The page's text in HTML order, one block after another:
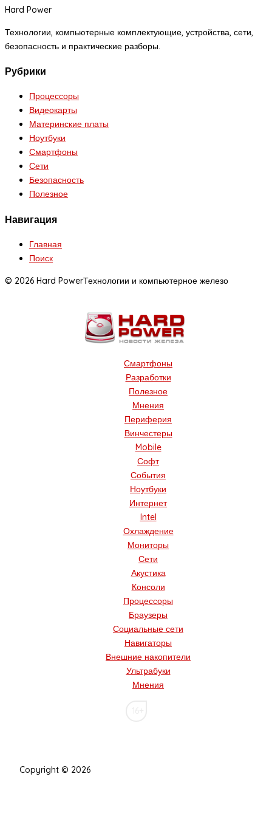
Hard Power
Технологии, компьютерные комплектующие, устройства, сети,
безопасность и практические разборы.
Рубрики
Процессоры
Видеокарты
Материнские платы
Ноутбуки
Смартфоны
Сети
Безопасность
Полезное
Навигация
Главная
Поиск
© 2026 Hard PowerТехнологии и компьютерное железо
Смартфоны
Разработки
Полезное
Мнения
Периферия
Винчестеры
Mobile
Софт
События
Ноутбуки
Интернет
Intel
Охлаждение
Мониторы
Сети
Акустика
Консоли
Процессоры
Браузеры
Социальные сети
Навигаторы
Внешние накопители
Ультрабуки
Мнения
Copyright © 2026